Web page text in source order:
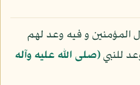
و فيه وعد لهم
للنبي(صلى الله عليه وآله